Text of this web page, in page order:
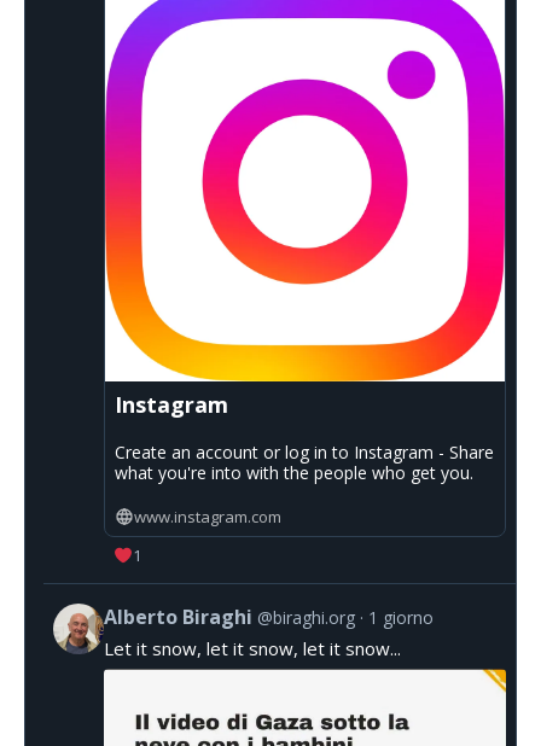
Instagram
Create an account or log in to Instagram - Share
what you're into with the people who get you.
www.instagram.com
1
Alberto Biraghi @biraghi.org 1 giorno
Let it snow, let it snow, let it snow...